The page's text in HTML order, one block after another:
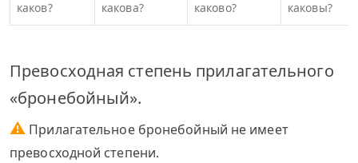
каков? какова? каково? каковы?
Превосходная степень прилагательного
«бронебойный».
⚠ Прилагательное бронебойный не имеет
превосходной степени.